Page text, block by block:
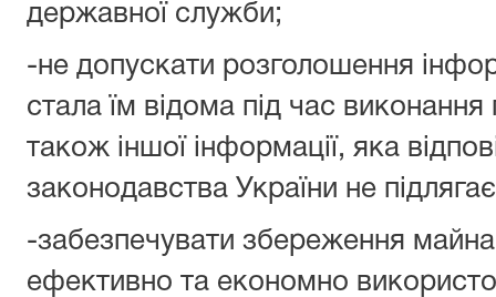
державної служби;
-не допускати розголошення
стала їм відома під час
також іншої інформації, яка
законодавства України не
-забезпечувати збереження
ефективно та економно